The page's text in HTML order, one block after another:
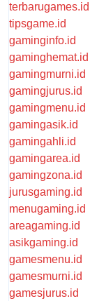
terbarugames.id
tipsgame.id
gaminginfo.id
gaminghemat.id
gamingmurni.id
gamingjurus.id
gamingmenu.id
gamingasik.id
gamingahli.id
gamingarea.id
gamingzona.id
jurusgaming.id
menugaming.id
areagaming.id
asikgaming.id
gamesmenu.id
gamesmurni.id
gamesjurus.id